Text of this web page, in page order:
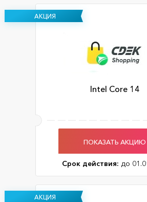
АКЦИЯ
Intel Core 14
ПОКАЗАТЬ АКЦИЮ
Срок действия: до
АКЦИЯ